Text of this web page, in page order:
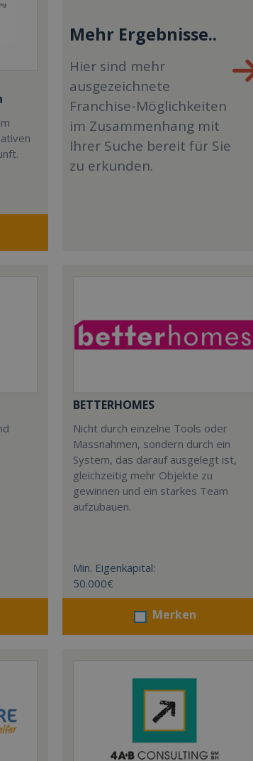
Mehr Ergebnisse..
Hier sind mehr
ausgezeichnete
Franchise-Möglichkeiten
im Zusammenhang mit
Ihrer Suche bereit für Sie
zu erkunden.
BETTERHOMES
Nicht durch einzelne Tools oder
Massnahmen, sondern durch ein
System, das darauf ausgelegt ist,
gleichzeitig mehr Objekte zu
gewinnen und ein starkes Team
aufzubauen.
Min. Eigenkapital:
50.000€
Merken